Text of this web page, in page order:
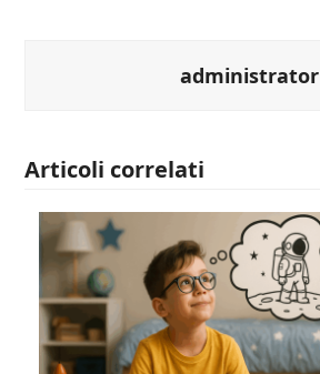
administrator
Articoli correlati